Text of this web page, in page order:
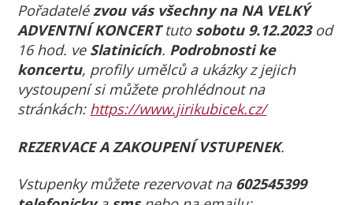
Pořadatelézvou vás všechny na NA VELKÝ
ADVENTNÍ KONCERTtuto sobotu 9.12.2023od
16 hod. ve Slatinicích. Podrobnosti ke
koncertu, profily umělců a ukázky z jejich
vystoupení si můžete prohlédnout na
stránkách: https://www.jirikubicek.cz/
REZERVACE A ZAKOUPENÍ VSTUPENEK.
Vstupenky můžete rezervovat na 602545399